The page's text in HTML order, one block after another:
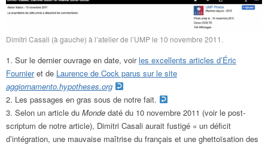
Dimitri Casali (à gauche) à l’atelier de l’UMP le 10 novembre 2011.
Sur le dernier ouvrage en date, voirles excellents articles d’Éric
Fournieret de Laurence de Cock parus sur le site
aggiornamento.hypotheses.org
Les passages en gras sous de notre fait.
Selon un article du Monde daté du 10 novembre 2011 (voir le post-
scriptum de notre article), Dimitri Casali aurait fustigé « un déficit
d’intégration, une mauvaise maîtrise du français et une ghettoïsation des